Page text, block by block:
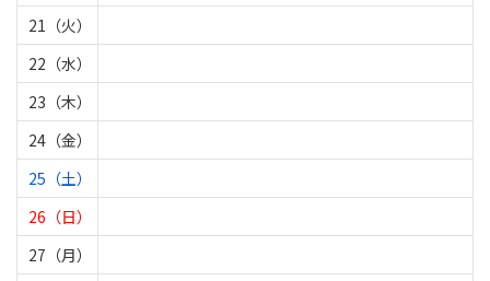
21（火）
22（水）
23（木）
24（金）
25（土）
26（日）
27（月）